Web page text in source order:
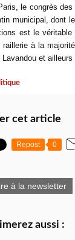
le congrès
municipal, dont
est le
à la
et
cet article
Repost 0
à la newsletter
aussi :